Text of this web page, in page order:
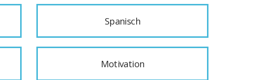
Spanisch
Motivation